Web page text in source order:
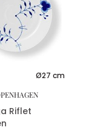
Ø27 cm
Riflet